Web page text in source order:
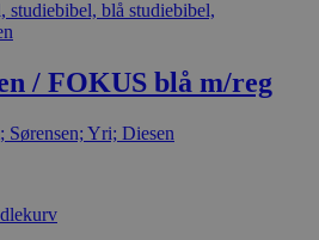
/ FOKUS blå m/reg
Sørensen; Yri; Diesen